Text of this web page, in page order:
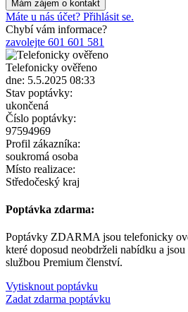
Máte u nás účet? Přihlásit se.
Chybí vám informace?
zavolejte 601 601 581
Telefonicky ověřeno
dne: 5.5.2025 08:33
Stav poptávky:
ukončená
Číslo poptávky:
97594969
Profil zákazníka:
soukromá osoba
Místo realizace:
Středočeský kraj
Poptávka zdarma:
Poptávky ZDARMA jsou telefonicky
které doposud neobdrželi nabídku a
službou Premium členství.
Vytisknout poptávku
Zadat zdarma poptávku